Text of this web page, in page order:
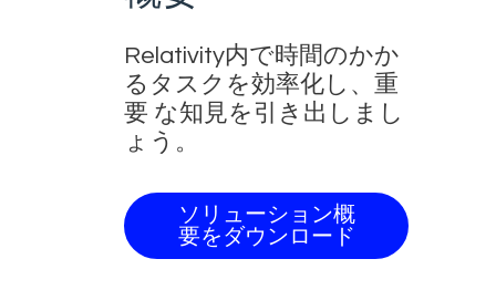
Relativity内で時間のかか
るタスクを効率化し、重
要 な知見を引き出しまし
ょう。
ソリューション概
要をダウンロード